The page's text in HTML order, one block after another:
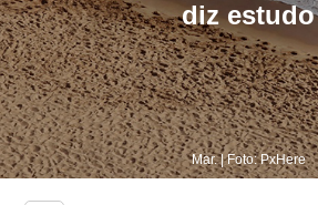
diz estudo
Mar. | Foto: PxHere